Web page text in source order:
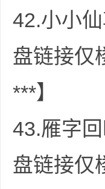
42.小小
盘链接仅
***】
43.雁字
盘链接仅